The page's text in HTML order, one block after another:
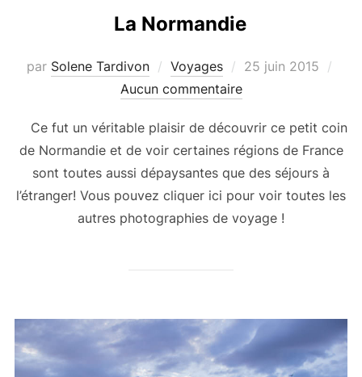
La Normandie
par Solene Tardivon Voyages
Publié
25 juin 2015
Aucun commentaire
Ce fut un véritable plaisir de découvrir ce petit coin
de Normandie et de voir certaines régions de France
sont toutes aussi dépaysantes que des séjours à
l’étranger! Vous pouvez cliquer ici pour voir toutes les
autres photographies de voyage !